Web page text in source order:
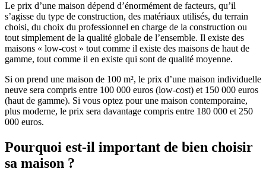
Le prix d’une maison dépend d’énormément de facteurs, qu’il
s’agisse du type de construction, des matériaux utilisés, du terrain
choisi, du choix du professionnel en charge de la construction ou
tout simplement de la qualité globale de l’ensemble. Il existe des
maisons « low-cost » tout comme il existe des maisons de haut de
gamme, tout comme il en existe qui sont de qualité moyenne.
Si on prend une maison de 100 m², le prix d’une maison individuelle
neuve sera compris entre 100 000 euros (low-cost) et 150 000 euros
(haut de gamme). Si vous optez pour une maison contemporaine,
plus moderne, le prix sera davantage compris entre 180 000 et 250
000 euros.
Pourquoi est-il important de bien choisir
sa maison ?